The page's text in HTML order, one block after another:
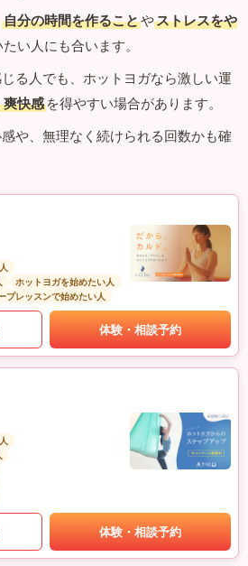
自分の時間を作ることやストレスをや
い人にも合います。
る人でも、ホットヨガなら激しい運
爽快感 を得やすい場合があります。
や、無理なく続けられる回数かも確
ホットヨガを始めたい人
プレッスンで始めたい人
体験・相談予約
体験・相談予約